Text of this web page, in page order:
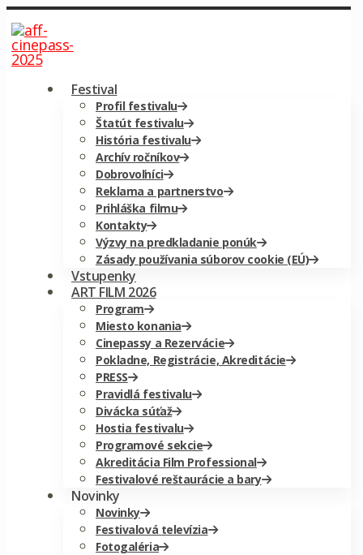
Festival
Profil festivalu
Štatút festivalu
História festivalu
Archív ročníkov
Dobrovoľníci
Reklama a partnerstvo
Prihláška filmu
Kontakty
Výzvy na predkladanie ponúk
Zásady používania súborov cookie (EÚ)
Vstupenky
ART FILM 2026
Program
Miesto konania
Cinepassy a Rezervácie
Pokladne, Registrácie, Akreditácie
PRESS
Pravidlá festivalu
Divácka súťaž
Hostia festivalu
Programové sekcie
Akreditácia Film Professional
Festivalové reštaurácie a bary
Novinky
Novinky
Festivalová televízia
Fotogaléria